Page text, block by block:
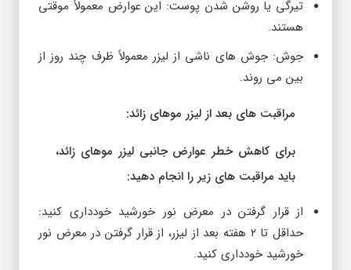
تیرگی یا روشن شدن پوست: این عوارض معمولاً موقتی
هستند.
جوش: جوش های ناشی از لیزر معمولاً ظرف چند روز از
بین می روند.
مراقبت های بعد از لیزر موهای زائد:
برای کاهش خطر عوارض جانبی لیزر موهای زائد،
باید مراقبت های زیر را انجام دهید:
از قرار گرفتن در معرض نور خورشید خودداری کنید:
حداقل تا ۲ هفته بعد از لیزر، از قرار گرفتن در معرض نور
خورشید خودداری کنید.